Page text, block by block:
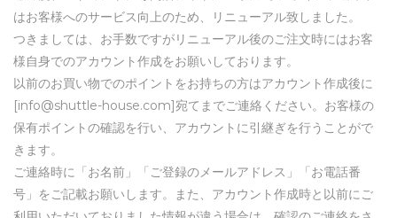
はお客様へのサービス向上のため、リニューアル致しました。
つきましては、お手数ですがリニューアル後のご注文時にはお客
様自身でのアカウント作成をお願いしております。
以前のお買い物でのポイントをお持ちの方はアカウント作成後に
[info@shuttle-house.com]宛てまでご連絡ください。お客様の
保有ポイントの確認を行い、アカウントに引継ぎを行うことがで
きます。
ご連絡時に「お名前」「ご登録のメールアドレス」「お電話番
号」をご記載お願いします。また、アカウント作成時と以前にご